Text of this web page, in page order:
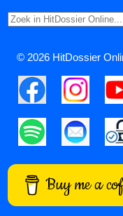
© 2026 HitDossier
Buy me a